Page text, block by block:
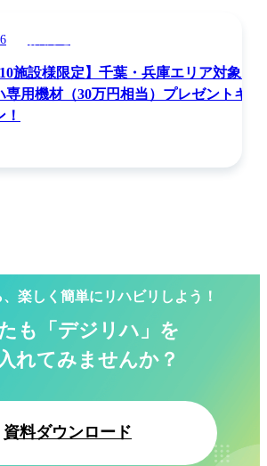
10施設様限定】千葉・兵庫エリア対象！
専用機材（30万円相当）プレゼントキャ
楽しく簡単にリハビリしよう！
も「デジリハ」を
れてみませんか？
資料ダウンロード